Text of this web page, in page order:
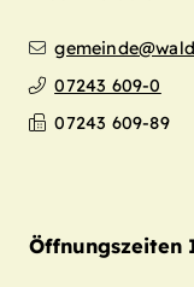
07243 609-0
07243 609-89